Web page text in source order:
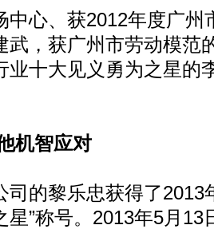
心、获2012年度广州
武，获广州市劳动模范
业十大见义勇为之星的
机智应对
的黎乐忠获得了2013
星”称号。2013年5月13